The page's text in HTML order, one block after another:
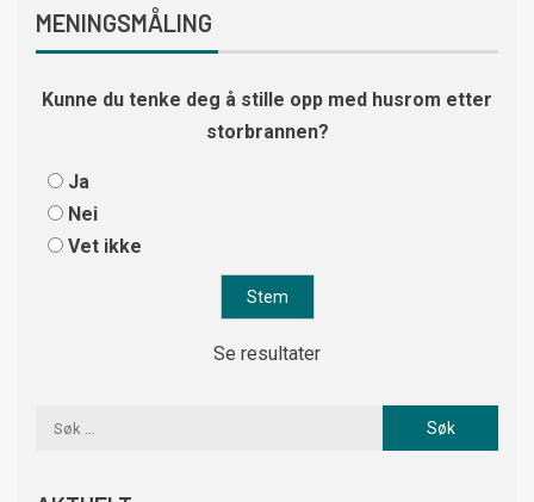
MENINGSMÅLING
Kunne du tenke deg å stille opp med husrom etter
storbrannen?
Ja
Nei
Vet ikke
Se resultater